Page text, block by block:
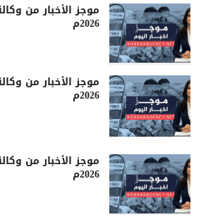
2026م
2026م
2026م